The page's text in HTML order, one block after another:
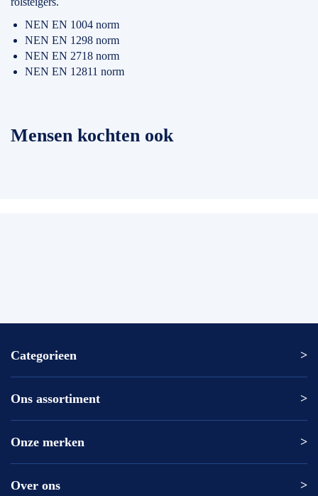
NEN EN 1004 norm
NEN EN 1298 norm
NEN EN 2718 norm
NEN EN 12811 norm
Mensen kochten ook
Categorieen
Altrex ladder
Altrex trap
Altrex kamersteiger
Rolsteiger kopen
Kamersteiger kopen
Ons assortiment
Altrex
ASC
DAS
Onze merken
Altrex
Over ons